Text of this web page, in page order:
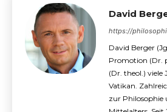
David
https://
David Berger
Promotion (Dr.
(Dr. theol.) viele
Vatikan.
zur Philosophie